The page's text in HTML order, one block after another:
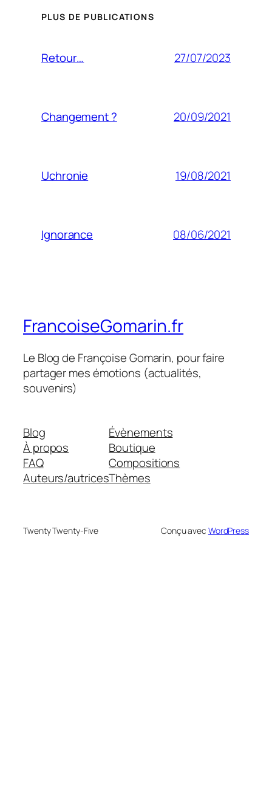
PLUS DE PUBLICATIONS
Retour… 27/07/2023
Changement ? 20/09/2021
Uchronie 19/08/2021
Ignorance 08/06/2021
FrancoiseGomarin.fr
Le Blog de Françoise Gomarin, pour faire
partager mes émotions (actualités,
souvenirs)
Blog
À propos
FAQ
Auteurs/autrices
Évènements
Boutique
Compositions
Thèmes
Twenty Twenty-Five Conçu avec WordPress